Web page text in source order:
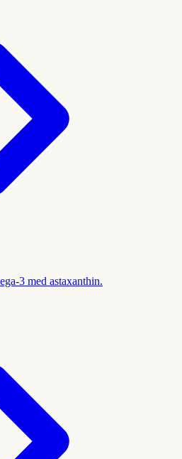
3 med astaxanthin.